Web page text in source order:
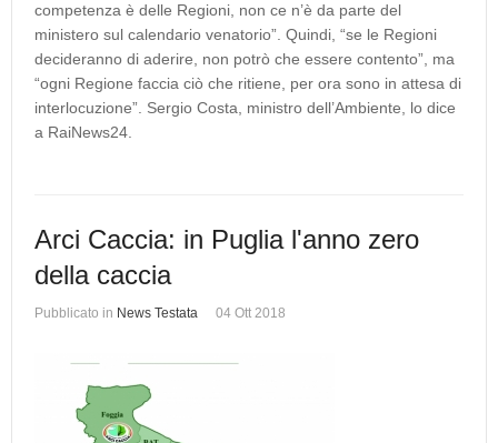
competenza è delle Regioni, non ce n’è da parte del
ministero sul calendario venatorio”. Quindi, “se le Regioni
decideranno di aderire, non potrò che essere contento”, ma
“ogni Regione faccia ciò che ritiene, per ora sono in attesa di
interlocuzione”. Sergio Costa, ministro dell’Ambiente, lo dice
a RaiNews24.
Arci Caccia: in Puglia l'anno zero
della caccia
Pubblicato in News Testata 04 Ott 2018